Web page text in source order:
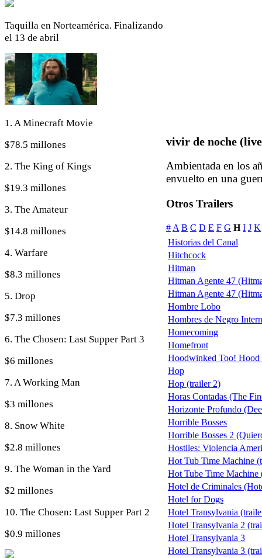
Taquilla en Norteamérica. Finalizando
el 13 de abril
1. A Minecraft Movie
$78.5 millones
2. The King of Kings
$19.3 millones
3. The Amateur
$14.8 millones
4. Warfare
$8.3 millones
5. Drop
$7.3 millones
6. The Chosen: Last Supper Part 3
$6 millones
7. A Working Man
$3 millones
8. Snow White
$2.8 millones
9. The Woman in the Yard
$2 millones
10. The Chosen: Last Supper Part 2
$0.9 millones
vivir de noche
Ambientada en los
envuelto en una
Otros Trailers
# A B C D E F G H I J K
Historias del Canal
Hitchcock
Hitman
Hitman Agente 47
Hitman Agente 47
Hombre Lobo
Hombres de Negro
Homecoming
Homefront
Hoodwinked Too! Hood
Hop
Hop (trailer 2)
Horas Contadas (The
Horizonte Profundo
Horrible Bosses
Horrible Bosses 2
Hostiles: Violencia
Hot Tub Time Machine
Hot Tube Time Machine
Hotel de Criminales
Hotel for Dogs
Hotel Transylvania
Hotel Transylvania 2
Hotel Transylvania 3
Hotel Transylvania 3